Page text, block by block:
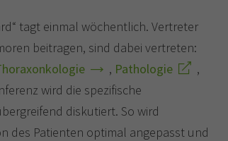
tagt einmal wöchentlich. Vertreter
beitragen, sind dabei vertreten:
, Pathologie
,
wird die spezifische
diskutiert. So wird
des Patienten optimal angepasst und